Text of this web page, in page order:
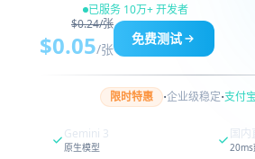
已服务 10万+ 开发者
$0.24/张
$0.05/张
免费测试
限时特惠 ·企业级稳定·支付
Gemini 3
原生模型
国内
20ms